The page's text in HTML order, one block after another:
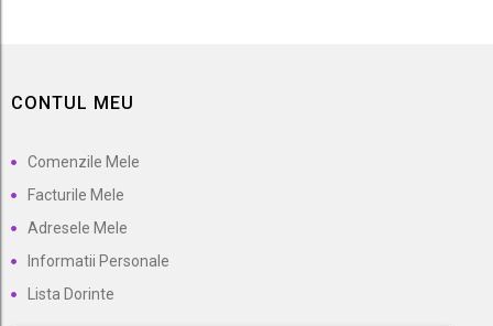
CONTUL MEU
Comenzile Mele
Facturile Mele
Adresele Mele
Informatii Personale
Lista Dorinte